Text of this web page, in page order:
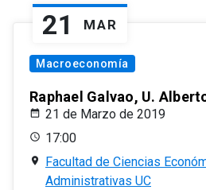
21 MAR
Macroeconomía
Raphael Galvao, U.
21 de Marzo de 2019
17:00
Facultad de Ciencias
Administrativas UC